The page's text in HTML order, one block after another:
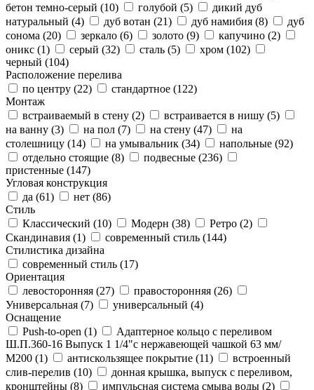
бетон темно-серый (10) голубой (5)
дикий дуб
натуральный (4) дуб вотан (21) дуб намибия (8)
дуб
сонома (20) зеркало (6) золото (9) капучино (2)
оникс (1) серый (32) сталь (5) хром (102)
черный (104)
Расположение перелива
по центру (22) стандартное (122)
Монтаж
встраиваемый в стену (2) встраивается в нишу (5)
на ванну (3) на пол (7) на стену (47)
на
столешницу (14) на умывальник (34) напольные (92)
отдельно стоящие (8) подвесные (236)
пристенные (147)
Угловая конструкция
да (61) нет (86)
Стиль
Классический (10) Модерн (38) Ретро (2)
Скандинавия (1) современный стиль (144)
Стилистика дизайна
современный стиль (17)
Ориентация
левосторонняя (27) правосторонняя (26)
Универсальная (7) универсальный (4)
Оснащение
Push-to-open (1)
Адаптерное кольцо с переливом
Ш.П.360-16 Выпуск 1 1/4"с нержавеющей чашкой 63 мм/
М200 (1) антискользящее покрытие (11)
встроенный
слив-перелив (10)
донная крышка, выпуск с переливом,
кронштейны (8) импульсная система смыва воды (2)